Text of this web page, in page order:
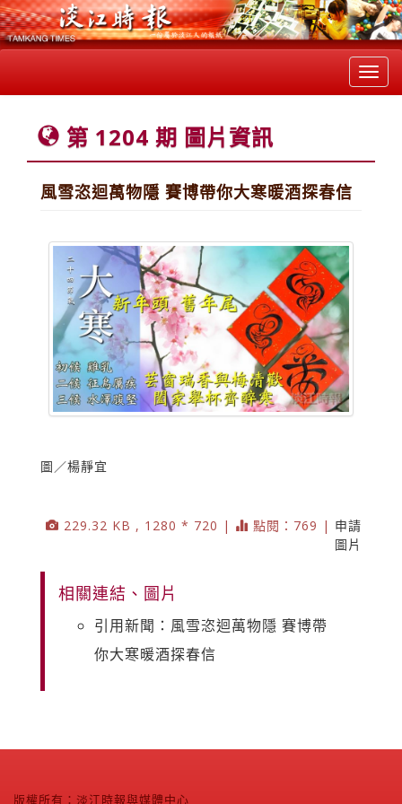
第 1204 期 圖片資訊
風雪恣迴萬物隱 賽博帶你大寒暖酒探春信
圖／楊靜宜
229.32 KB , 1280 * 720 | 點閱：769 | 申請
圖片
相關連結、圖片
引用新聞：風雪恣迴萬物隱 賽博帶
你大寒暖酒探春信
版權所有：淡江時報與媒體中心